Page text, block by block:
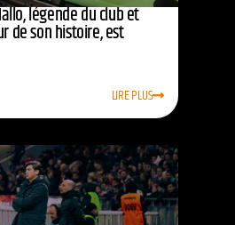
légende du club et
de son histoire, est
LIRE PLUS